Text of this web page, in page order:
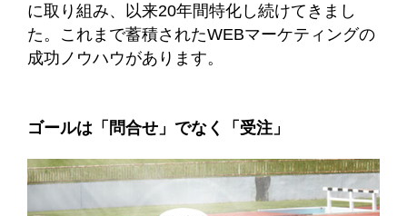
に取り組み、以来20年間特化し続けてきまし
た。これまで蓄積されたWEBマーケティングの
成功ノウハウがあります。
ゴールは「問合せ」でなく「受注」